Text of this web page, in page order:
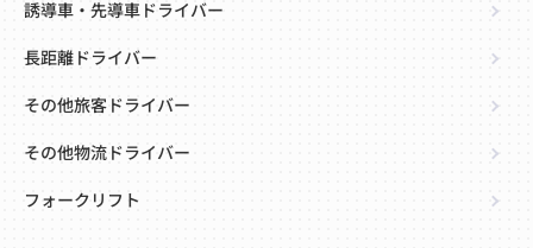
誘導車・先導車ドライバー
長距離ドライバー
その他旅客ドライバー
その他物流ドライバー
フォークリフト